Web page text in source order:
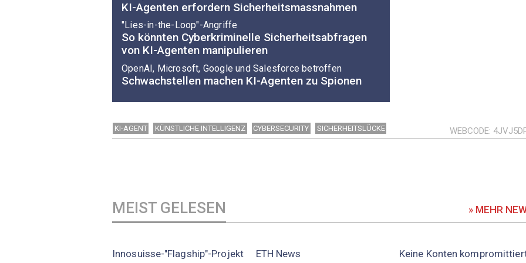
KI-Agenten erfordern Sicherheitsmassnahmen
"Lies-in-the-Loop"-Angriffe
So könnten Cyberkriminelle Sicherheitsabfragen
von KI-Agenten manipulieren
OpenAI, Microsoft, Google und Salesforce betroffen
Schwachstellen machen KI-Agenten zu Spionen
KI-AGENT KÜNSTLICHE INTELLIGENZ CYBERSECURITY SICHERHEITSLÜCKE WEBCODE
MEIST GELESEN » MEHR
Innosuisse-"Flagship"-Projekt ETH News Keine Konten